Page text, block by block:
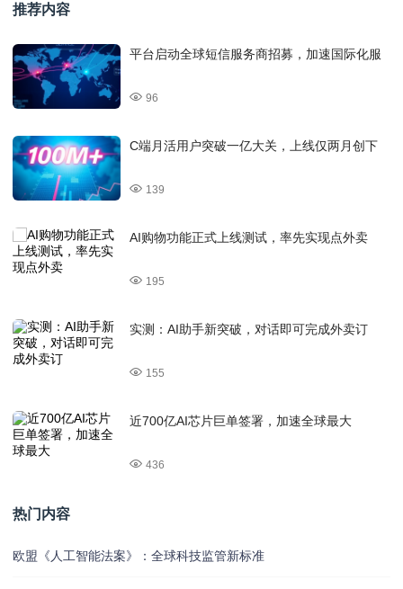
推荐内容
平台启动全球短信服务商招募，加速国际化服
96
C端月活用户突破一亿大关，上线仅两月创下
139
AI购物功能正式上线测试，率先实现点外卖
195
实测：AI助手新突破，对话即可完成外卖订
155
近700亿AI芯片巨单签署，加速全球最大
436
热门内容
欧盟《人工智能法案》：全球科技监管新标准